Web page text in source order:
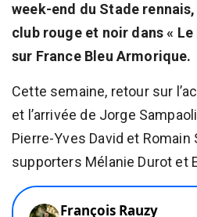
week-end du Stade
club rouge et noir dans « Le
sur France Bleu Armorique.
Cette semaine, retour sur
et l’arrivée de Jorge
Pierre-Yves David et Romain
supporters Mélanie Durot et